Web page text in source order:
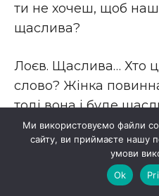
ти не хочеш, щоб
щаслива?
Лоєв. Щаслива… Хто
слово? Жінка
тоді вона і буде
у свого бідного
квашеній капусті, то
Ми використовуємо файли
сайту, ви приймаєте нашу
умови
Ok